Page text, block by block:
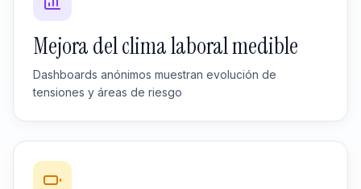
Mejora del clima laboral medible
Dashboards anónimos muestran evolución de
tensiones y áreas de riesgo